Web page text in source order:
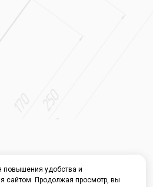
повышения удобства и
сайтом. Продолжая просмотр, вы